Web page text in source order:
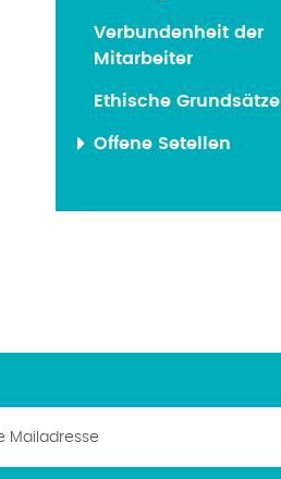
Verbundenheit der
Mitarbeiter
Ethische Grundsätze
Offene Setellen